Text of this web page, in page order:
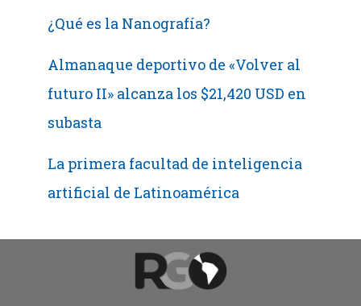
¿Qué es la Nanografía?
Almanaque deportivo de «Volver al
futuro II» alcanza los $21,420 USD en
subasta
La primera facultad de inteligencia
artificial de Latinoamérica